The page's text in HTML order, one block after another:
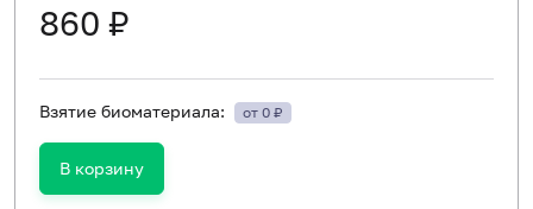
860 ₽
Взятие биоматериала: от 0 ₽
В корзину